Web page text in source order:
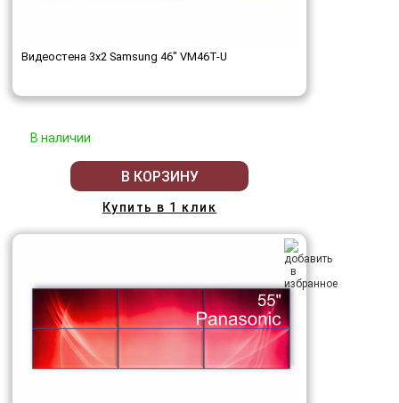
Видеостена 3x2 Samsung 46" VM46T-U
В наличии
В КОРЗИНУ
Купить в 1 клик